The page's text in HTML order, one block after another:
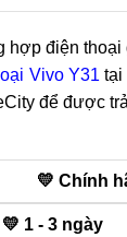
điện
Vivo Y31 tại
để được
💛 Chính
💛 1 - 3 ngày